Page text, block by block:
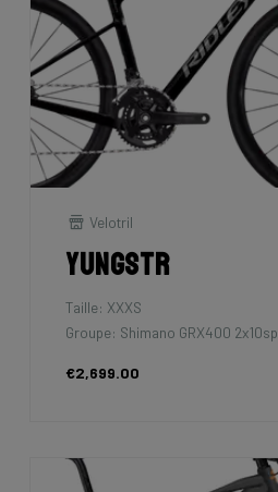
Velotril
Yungstr
Taille: XXXS
Groupe: Shimano GRX400 2x10sp
€2,699.00